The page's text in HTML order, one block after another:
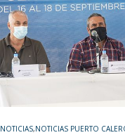
NOTICIAS,NOTICIAS PUERTO